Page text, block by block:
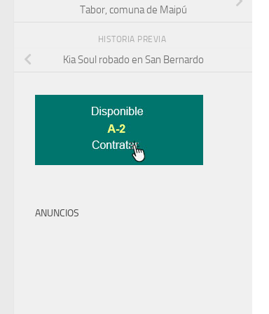
Tabor, comuna de Maipú
HISTORIA PREVIA
Kia Soul robado en San Bernardo
ANUNCIOS